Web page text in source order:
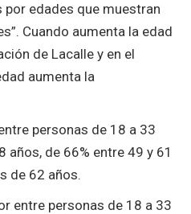
por edades que muestran
Cuando aumenta la edad
de Lacalle y en el
aumenta la
personas de 18 a 33
años, de 66% entre 49 y 61
de 62 años.
entre personas de 18 a 33